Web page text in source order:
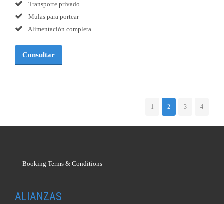
Transporte privado
Mulas para portear
Alimentación completa
Consultar
1 2 3 4
Booking Terms & Conditions
ALIANZAS